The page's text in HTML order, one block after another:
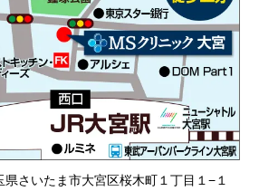
さいたま市大宮区桜木町１丁目１−１